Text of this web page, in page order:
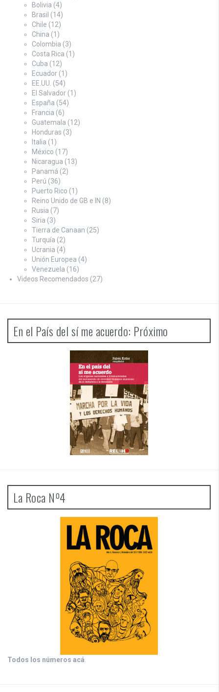
Bolivia (4)
Brasil (14)
Chile (12)
China (1)
Colombia (3)
Costa Rica (1)
Cuba (12)
Ecuador (1)
EE.UU. (54)
El Salvador (1)
España (54)
Francia (6)
Guatemala (12)
Honduras (3)
Italia (1)
México (17)
Nicaragua (13)
Panamá (2)
Perú (36)
Puerto Rico (1)
Reino Unido de GB e IN (8)
Rusia (7)
Siria (3)
Tierra de Canaan (25)
Turquía (2)
Ucrania (4)
Unión Europea (4)
Venezuela (16)
Videos Recomendados (27)
En el País del sí me acuerdo: Próximo
La Roca Nº4
Todos los números acá.